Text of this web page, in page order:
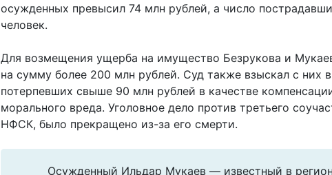
осужденных превысил 74 млн рублей, а число
человек.
Для возмещения ущерба на имущество Безрукова и
на сумму более 200 млн рублей. Суд также взыскал с них
потерпевших свыше 90 млн рублей в качестве
морального вреда. Уголовное дело против третьего
НФСК, было прекращено из-за его смерти.
Осужденный Ильдар Мукаев — известный в